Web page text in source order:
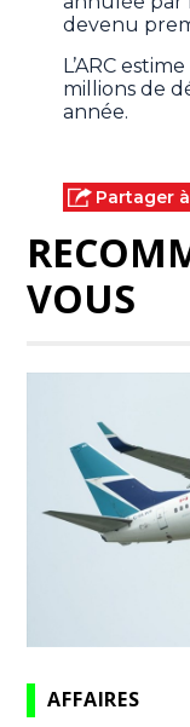
devenu
L’ARC
millions de
année.
Partager
VOUS
AFFAIRES